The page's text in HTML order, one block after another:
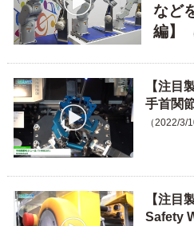
など
編】
【注目
手首関
（2022/3/
【注目
Safety